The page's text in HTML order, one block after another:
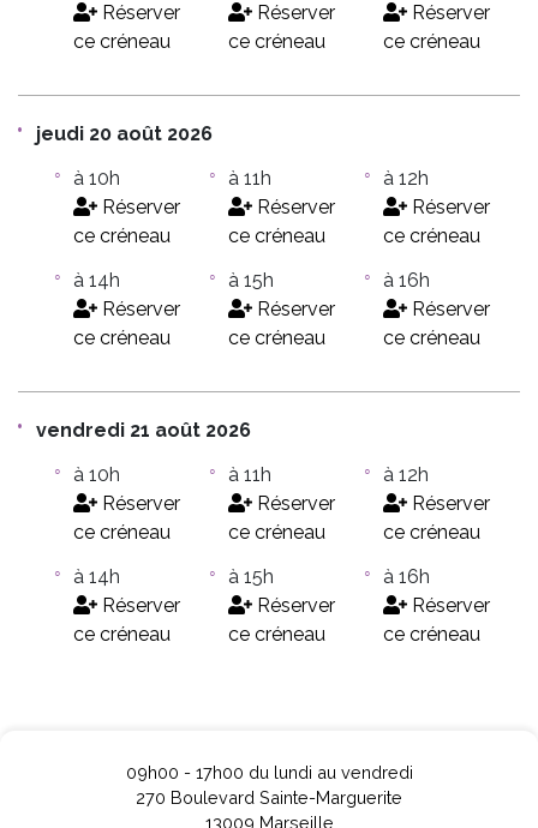
Réserver
ce créneau
Réserver
ce créneau
Réserver
ce créneau
jeudi 20 août 2026
à 10h
Réserver
ce créneau
à 11h
Réserver
ce créneau
à 12h
Réserver
ce créneau
à 14h
Réserver
ce créneau
à 15h
Réserver
ce créneau
à 16h
Réserver
ce créneau
vendredi 21 août 2026
à 10h
Réserver
ce créneau
à 11h
Réserver
ce créneau
à 12h
Réserver
ce créneau
à 14h
Réserver
ce créneau
à 15h
Réserver
ce créneau
à 16h
Réserver
ce créneau
09h00 - 17h00 du lundi au vendredi
270 Boulevard Sainte-Marguerite
13009 Marseille